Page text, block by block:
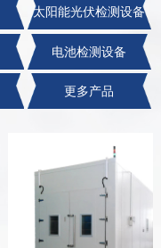
太阳能光伏检测设备
电池检测设备
更多产品